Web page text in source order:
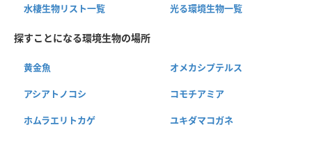
水棲生物リスト一覧 光る環境生物一覧
探すことになる環境生物の場所
黄金魚 オメカシプテルス
アシアトノコシ コモチアミア
ホムラエリトカゲ ユキダマコガネ